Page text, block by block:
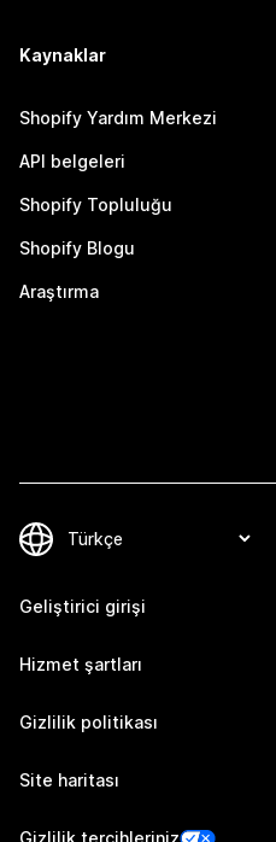
Kaynaklar
Shopify Yardım Merkezi
API belgeleri
Shopify Topluluğu
Shopify Blogu
Araştırma
Geliştirici girişi
Hizmet şartları
Gizlilik politikası
Site haritası
Gizlilik tercihleriniz